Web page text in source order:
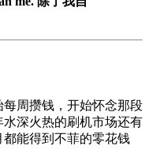
周攒钱，开始怀念那段
深火热的刷机市场还有
能得到不菲的零花钱